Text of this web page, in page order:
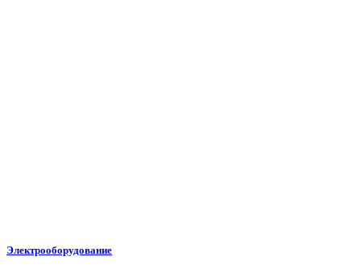
Электрооборудование